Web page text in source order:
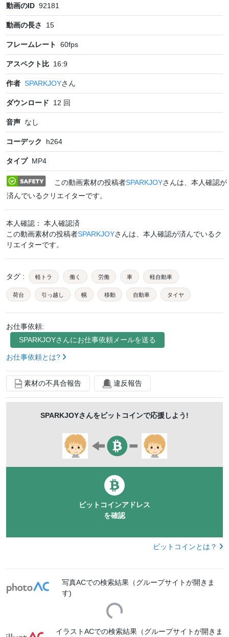
動画のID 92181
動画の長さ 15
フレームレート 60fps
アスペクト比 16:9
作者 SPARKJOYさん
ダウンロード 12 回
音声 なし
コーデック h264
タイプ MP4
この動画素材の投稿者SPARKJOYさんは、本人確認が
済んでいるクリエイターです。
本人確認： 本人確認済
この動画素材の投稿者SPARKJOYさんは、本人確認が済んでいるク
リエイターです。
タグ : 軽トラ 働く 労働 車 軽自動車
荷台 引っ越し 幌 移動 自動車 タイヤ
排気ガス ガソリン 白 ホワイト 道路
運転 ドライバー
お仕事依頼:
SPARKJOYさんにお仕事依頼メールを送る
お仕事依頼とは?
素材の不具合報告 違反報告
SPARKJOYさんをビットコインで応援しよう!
ビットコインアドレス
を確認
ビットコインとは？
写真ACでの検索結果（グループサイトが開きま
す)
Loading...
イラストACでの検索結果（グループサイトが開きま